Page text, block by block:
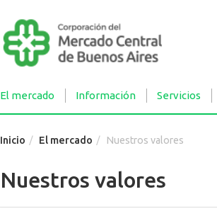
El mercado Información Servicios
Inicio El mercado Nuestros valores
Nuestros valores